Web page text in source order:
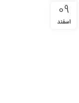
09
اسفند